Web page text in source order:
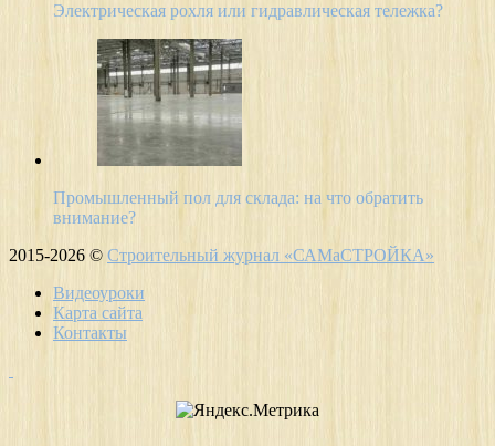
Электрическая рохля или гидравлическая тележка?
Промышленный пол для склада: на что обратить
внимание?
2015-2026 © Строительный журнал «САМаСТРОЙКА»
Видеоуроки
Карта сайта
Контакты